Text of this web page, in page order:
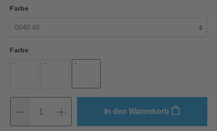
Farbe
Farbe
1 In den Warenkorb